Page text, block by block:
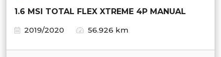
1.6 MSI TOTAL FLEX XTREME 4P MANUAL
2019/2020
56.926 km